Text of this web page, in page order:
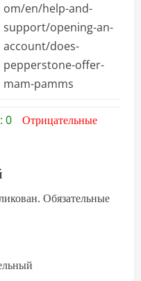
om/en/help-and-
support/opening-an-
account/does-
pepperstone-offer-
mam-pamms
0
Отрицательные
Обязательные